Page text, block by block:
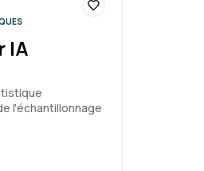
IA
l'échantillonnage